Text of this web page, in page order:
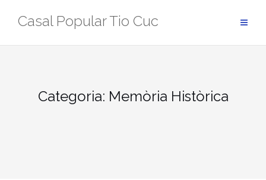
Casal Popular Tio Cuc
Categoria: Memòria Històrica